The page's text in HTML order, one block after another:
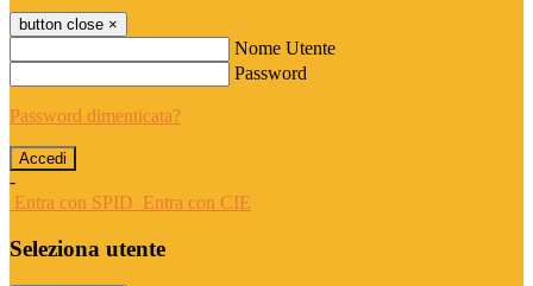
button close ×
Nome Utente
Password
Password dimenticata?
-
Entra con SPID Entra con CIE
Seleziona utente